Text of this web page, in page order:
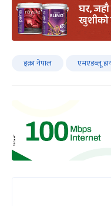
इक्रा नेपाल एमएडब्लू